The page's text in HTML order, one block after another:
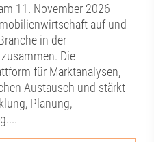
11. November 2026
auf und
in der
Die
für Marktanalysen,
Austausch und stärkt
Planung,